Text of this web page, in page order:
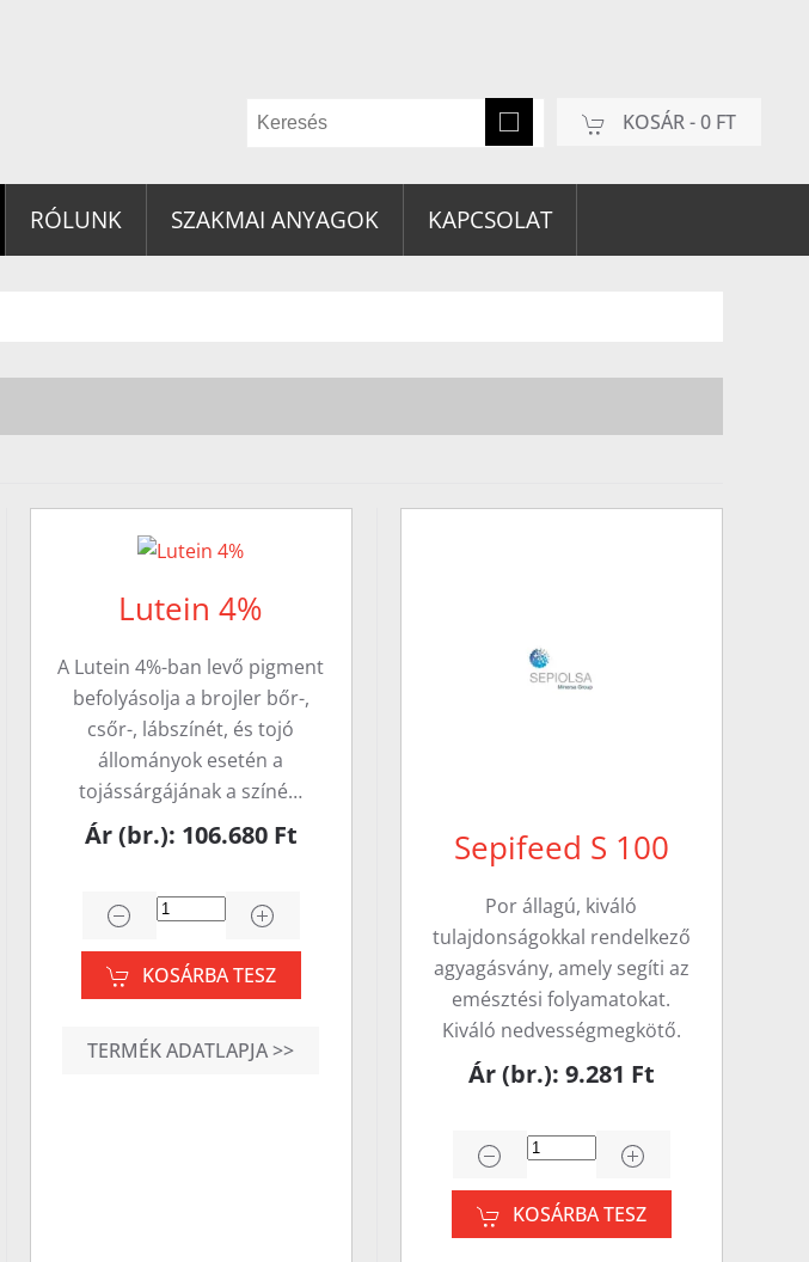
KOSÁR -0 FT
RÓLUNK SZAKMAI ANYAGOK KAPCSOLAT
Lutein 4%
A Lutein 4%-ban levő pigment
befolyásolja a brojler bőr-,
csőr-, lábszínét, és tojó
állományok esetén a
tojássárgájának a színé…
Ár (br.): 106.680 Ft
KOSÁRBA TESZ
TERMÉK ADATLAPJA >>
Sepifeed S 100
Por állagú, kiváló
tulajdonságokkal rendelkező
agyagásvány, amely segíti az
emésztési folyamatokat.
Kiváló nedvességmegkötő.
Ár (br.): 9.281 Ft
KOSÁRBA TESZ